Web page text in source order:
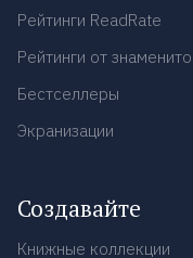
Рейтинги ReadRate
Рейтинги от
Бестселлеры
Экранизации
Создавайте
Книжные коллекции